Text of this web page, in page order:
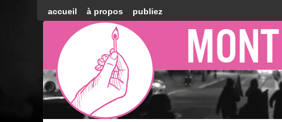
accueil à propos publiez
Montréal
Counter-
information